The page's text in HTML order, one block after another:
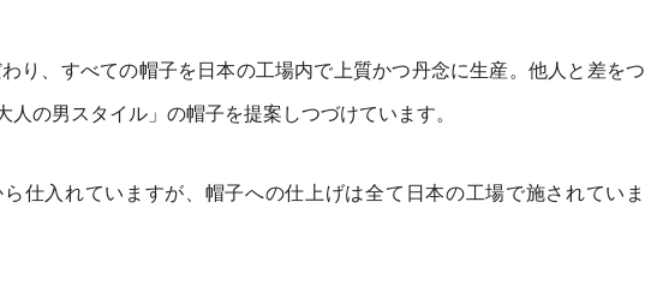
り、すべての帽子を日本の工場内で上質かつ丹念に生産。他人と差をつ
人の男スタイル」の帽子を提案しつづけています。
仕入れていますが、帽子への仕上げは全て日本の工場で施されていま